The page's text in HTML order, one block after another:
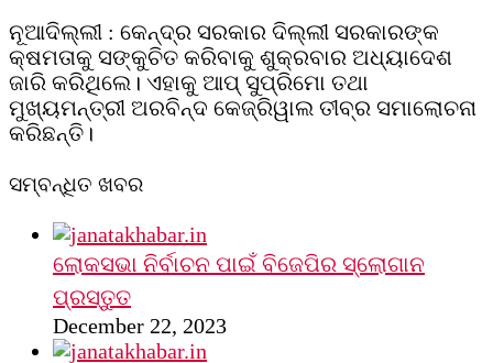
ନୂଆଦିଲ୍ଲୀ : କେନ୍ଦ୍ର ସରକାର ଦିଲ୍ଲୀ ସରକାରଙ୍କ
କ୍ଷମତାକୁ ସଙ୍କୁଚିତ କରିବାକୁ ଶୁକ୍ରବାର ଅଧ୍ୟାଦେଶ
ଜାରି କରିଥିଲେ। ଏହାକୁ ଆପ୍‌ ସୁପ୍ରିମୋ ତଥା
ମୁଖ୍ୟମନ୍ତ୍ରୀ ଅରବିନ୍ଦ କେଜ୍ରିୱାଲ ତୀବ୍ର ସମାଲୋଚନା
କରିଛନ୍ତି।
ସମ୍ବନ୍ଧିତ ଖବର
ଲୋକସଭା ନିର୍ବାଚନ ପାଇଁ ବିଜେପିର ସ୍ଲୋଗାନ
ପ୍ରସ୍ତୁତ
December 22, 2023